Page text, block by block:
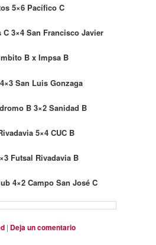
5×6 Pacífico C
C 3×4 San Francisco Javier
B x Impsa B
San Luis Gonzaga
B 3×2 Sanidad B
5×4 CUC B
Futsal Rivadavia B
4×2 Campo San José C
| Deja un comentario